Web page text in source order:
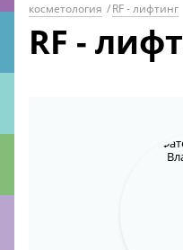
косметология /RF - лифтинг
RF -